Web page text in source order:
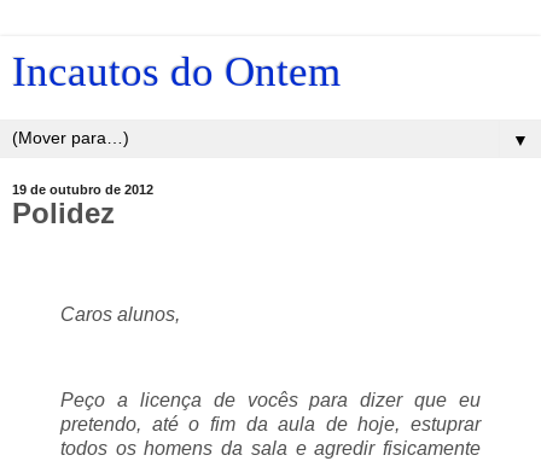
Incautos do Ontem
▼
19 de outubro de 2012
Polidez
Caros alunos,
Peço a licença de vocês para dizer que eu
pretendo, até o fim da aula de hoje, estuprar
todos os homens da sala e agredir fisicamente